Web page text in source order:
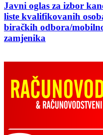
Javni oglas za izbor
liste kvalifikovanih
biračkih odbora/
zamjenika